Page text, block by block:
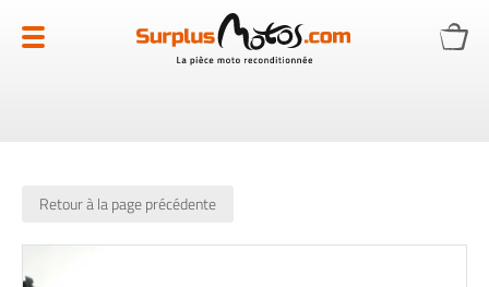
au
contenu
Retour à la page précédente
to